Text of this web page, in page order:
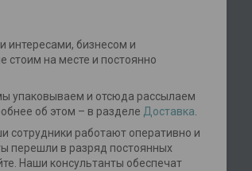
интересами, бизнесом и
на месте и постоянно
упаковываем и отсюда рассылаем
об этом – в разделе Доставка
сотрудники работают оперативно и
перешли в разряд постоянных
Наши консультанты обеспечат